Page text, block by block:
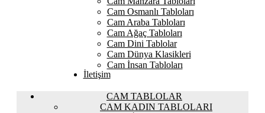
Cam Osmanlı Tabloları
Cam Araba Tabloları
Cam Ağaç Tabloları
Cam Dini Tablolar
Cam Dünya Klasikleri
Cam İnsan Tabloları
İletişim
CAM TABLOLAR
CAM KADIN TABLOLARI